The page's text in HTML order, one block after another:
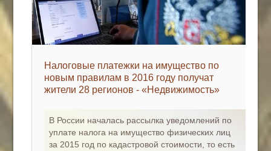
Налоговые платежки на имущество по
новым правилам в 2016 году получат
жители 28 регионов - «Недвижимость»
В России началась рассылка уведомлений по
уплате налога на имущество физических лиц
за 2015 год по кадастровой стоимости, то есть